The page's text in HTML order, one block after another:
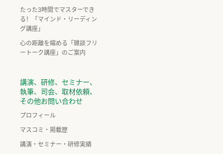
たった3時間でマスターでき
る！「マインド・リーディン
グ講座」
心の距離を縮める「雑談フリ
ートーク講座」のご案内
講演、研修、セミナー、
執筆、司会、取材依頼、
その他お問い合わせ
プロフィール
マスコミ・掲載歴
講演・セミナー・研修実績